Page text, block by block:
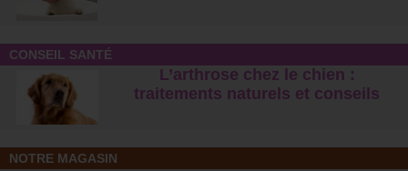
CONSEIL SANTÉ
L’arthrose chez le chien :
traitements naturels et conseils
NOTRE MAGASIN